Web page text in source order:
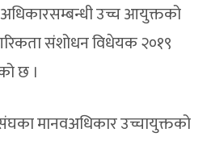
उच्च आयुक्तको
संशोधन विधेयक २०१९
छ ।
मानवअधिकार उच्चायुक्तको